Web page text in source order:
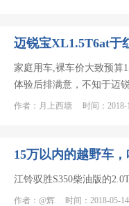
迈锐宝XL1.5T6at于
家庭用车,裸车价大致预算
体验后排满意，不知于迈
作者：月上西塘 时间：2018-
15万以内的越野车
江铃驭胜S350柴油版的
作者：@辉 时间：2018-05-14